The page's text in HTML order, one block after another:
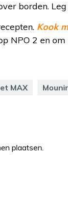
borden.
Kook
NPO 2 en om
MAX
plaatsen.